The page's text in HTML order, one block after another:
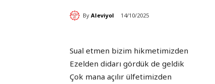
By Aleviyol 14/10/2025
Sual etmen bizim hikmetimizden
Ezelden didarı gördük de geldik
Çok mana açılır ülfetimizden